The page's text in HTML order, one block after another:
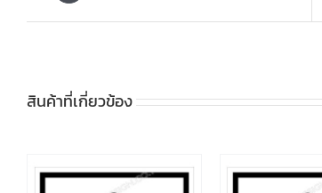
สินค้าที่เกี่ยวข้อง